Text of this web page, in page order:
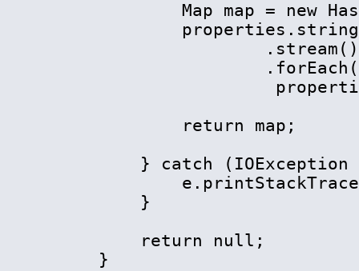
Map map = new
                    .stream()
            return map;
} catch (IOException
        }
        return null;
    }